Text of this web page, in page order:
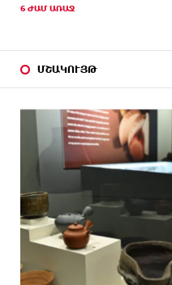
6 ԺԱՄ ԱՌԱՋ
ՄՇԱԿՈՒՅԹ